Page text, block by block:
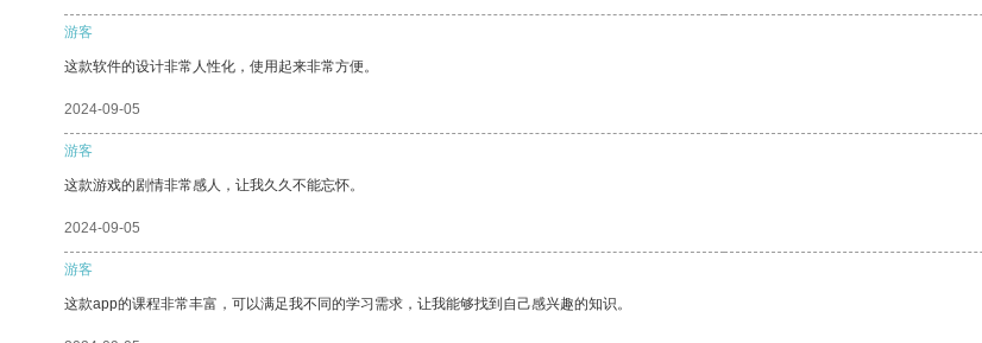
游客
这款软件的设计非常人性化，使用起来非常方便。
2024-09-05
游客
这款游戏的剧情非常感人，让我久久不能忘怀。
2024-09-05
游客
这款app的课程非常丰富，可以满足我不同的学习需求，让我能够找到自己感兴趣的知识。